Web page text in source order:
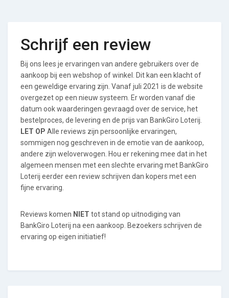
Schrijf een review
Bij ons lees je ervaringen van andere gebruikers over de
aankoop bij een webshop of winkel. Dit kan een klacht of
een geweldige ervaring zijn. Vanaf juli 2021 is de website
overgezet op een nieuw systeem. Er worden vanaf die
datum ook waarderingen gevraagd over de service, het
bestelproces, de levering en de prijs van BankGiro Loterij.
LET OP Alle reviews zijn persoonlijke ervaringen,
sommigen nog geschreven in de emotie van de aankoop,
andere zijn weloverwogen. Hou er rekening mee dat in het
algemeen mensen met een slechte ervaring met BankGiro
Loterij eerder een review schrijven dan kopers met een
fijne ervaring.
Reviews komen NIET tot stand op uitnodiging van
BankGiro Loterij na een aankoop. Bezoekers schrijven de
ervaring op eigen initiatief!